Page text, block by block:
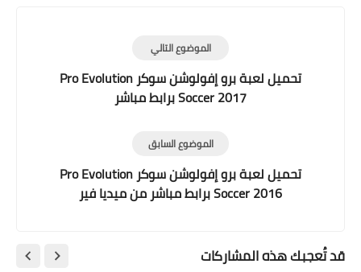
الموضوع التالي
تحميل لعبة برو إفولوشن سوكر Pro Evolution
Soccer 2017 برابط مباشر
الموضوع السابق
تحميل لعبة برو إفولوشن سوكر Pro Evolution
Soccer 2016 برابط مباشر من ميديا فير
قد تُعجبك هذه المشاركات